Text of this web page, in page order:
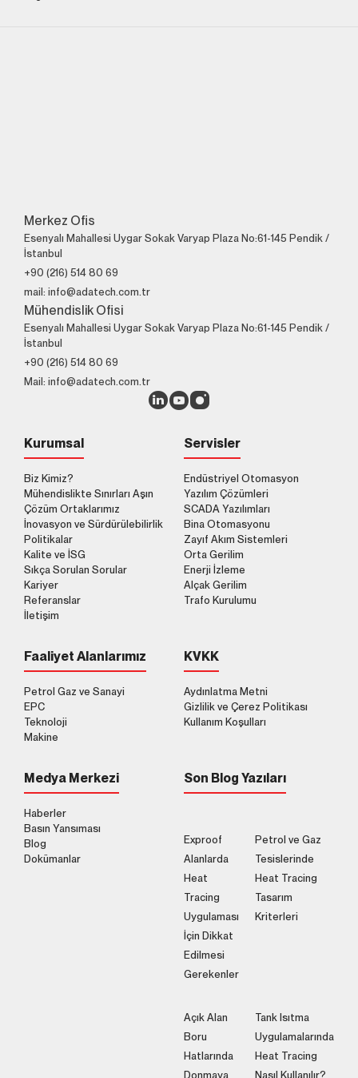
Merkez Ofis
Esenyalı Mahallesi Uygar Sokak Varyap Plaza No:61-145 Pendik /
İstanbul
+90 (216) 514 80 69
mail: info@adatech.com.tr
Mühendislik Ofisi
Esenyalı Mahallesi Uygar Sokak Varyap Plaza No:61-145 Pendik /
İstanbul
+90 (216) 514 80 69
Mail: info@adatech.com.tr
Kurumsal
Biz Kimiz?
Mühendislikte Sınırları Aşın
Çözüm Ortaklarımız
İnovasyon ve Sürdürülebilirlik
Politikalar
Kalite ve İSG
Sıkça Sorulan Sorular
Kariyer
Referanslar
İletişim
Servisler
Endüstriyel Otomasyon
Yazılım Çözümleri
SCADA Yazılımları
Bina Otomasyonu
Zayıf Akım Sistemleri
Orta Gerilim
Enerji İzleme
Alçak Gerilim
Trafo Kurulumu
Faaliyet Alanlarımız
Petrol Gaz ve Sanayi
EPC
Teknoloji
Makine
KVKK
Aydınlatma Metni
Gizlilik ve Çerez Politikası
Kullanım Koşulları
Medya Merkezi
Haberler
Basın Yansıması
Blog
Dokümanlar
Son Blog Yazıları
Exproof
Alanlarda
Heat
Tracing
Uygulaması
İçin Dikkat
Edilmesi
Gerekenler
Petrol ve Gaz
Tesislerinde
Heat Tracing
Tasarım
Kriterleri
Açık Alan
Boru
Hatlarında
Donmaya
Tank Isıtma
Uygulamalarında
Heat Tracing
Nasıl Kullanılır?